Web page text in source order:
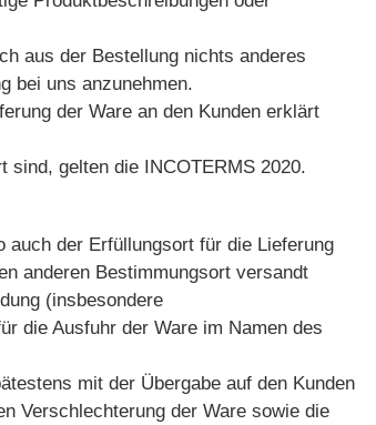
aus der Bestellung nichts anderes
bei uns anzunehmen.
der Ware an den Kunden erklärt
sind, gelten die INCOTERMS 2020.
der Erfüllungsort für die Lieferung
anderen Bestimmungsort versandt
(insbesondere
die Ausfuhr der Ware im Namen des
mit der Übergabe auf den Kunden
Verschlechterung der Ware sowie die